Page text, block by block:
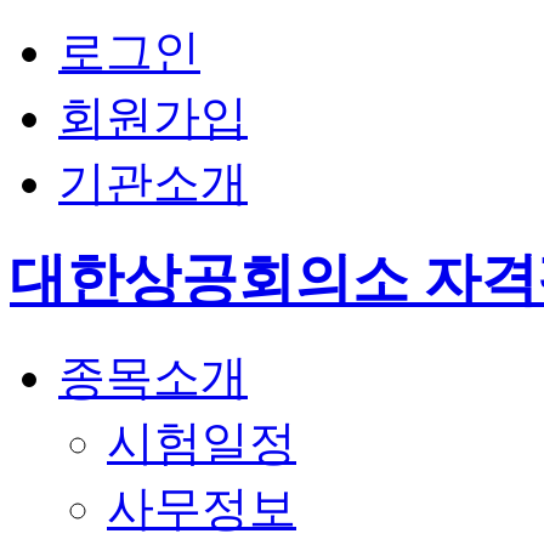
로그인
회원가입
기관소개
대한상공회의소 자
종목소개
시험일정
사무정보